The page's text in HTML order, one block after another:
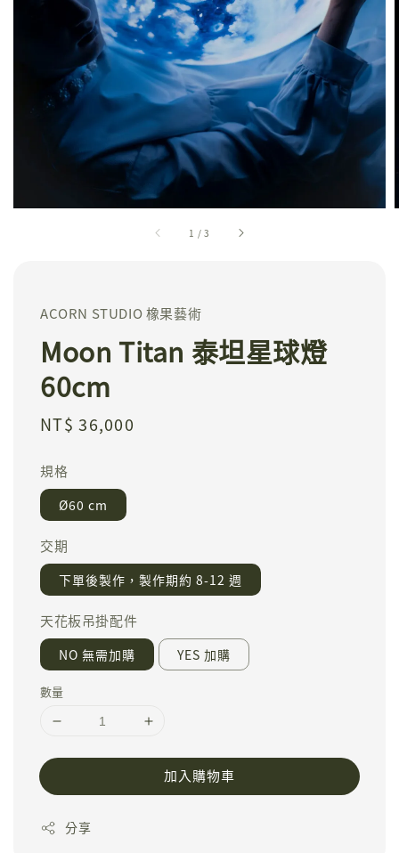
1 /3
ACORN STUDIO 橡果藝術
Moon Titan 泰坦星球燈
60cm
Regular
NT$ 36,000
規格
Ø60 cm
交期
下單後製作，製作期約 8-12 週
天花板吊掛配件
NO 無需加購 YES 加購
數量
加入購物車
分享